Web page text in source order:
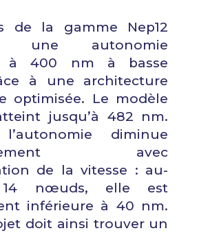
de la gamme Nep12
une autonomie
à 400 nm à basse
à une architecture
optimisée. Le modèle
jusqu’à 482 nm.
l’autonomie diminue
avec
de la vitesse : au-
nœuds, elle est
inférieure à 40 nm.
doit ainsi trouver un